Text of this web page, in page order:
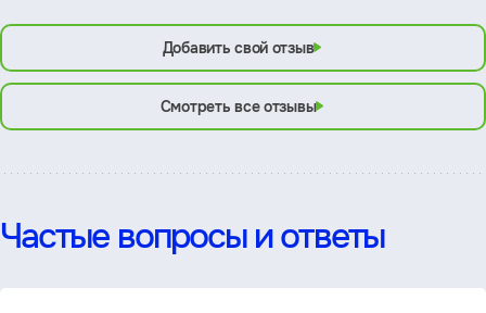
Добавить свой отзыв
Смотреть все отзывы
Частые вопросы и ответы